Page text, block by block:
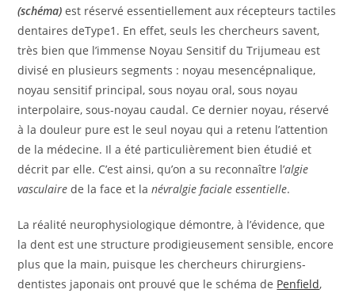
(schéma)est réservé essentiellement aux récepteurs tactiles
dentaires deType1. En effet, seuls les chercheurs savent,
très bien que l’immense Noyau Sensitif du Trijumeau est
divisé en plusieurs segments : noyau mesencépnalique,
noyau sensitif principal, sous noyau oral, sous noyau
interpolaire, sous-noyau caudal. Ce dernier noyau, réservé
à la douleur pure est le seul noyau qui a retenu l’attention
de la médecine. Il a été particulièrement bien étudié et
décrit par elle. C’est ainsi, qu’on a su reconnaître l’algie
vasculaire de la face et lanévralgie faciale essentielle.
La réalité neurophysiologique démontre, à l’évidence, que
la dent est une structure prodigieusement sensible, encore
plus que la main, puisque les chercheurs chirurgiens-
dentistes japonais ont prouvé que le schéma de Penfield,